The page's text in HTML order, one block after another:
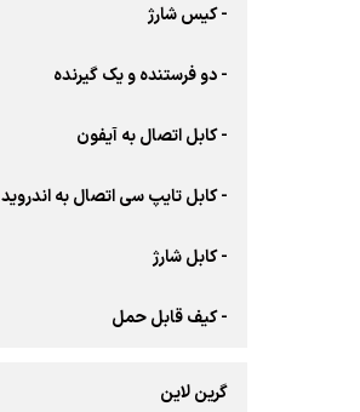
- کیس شارژ
- دو فرستنده و یک گیرنده
- کابل اتصال به آیفون
- کابل تایپ سی اتصال به اندروید
- کابل شارژ
- کیف قابل حمل
گرین لاین